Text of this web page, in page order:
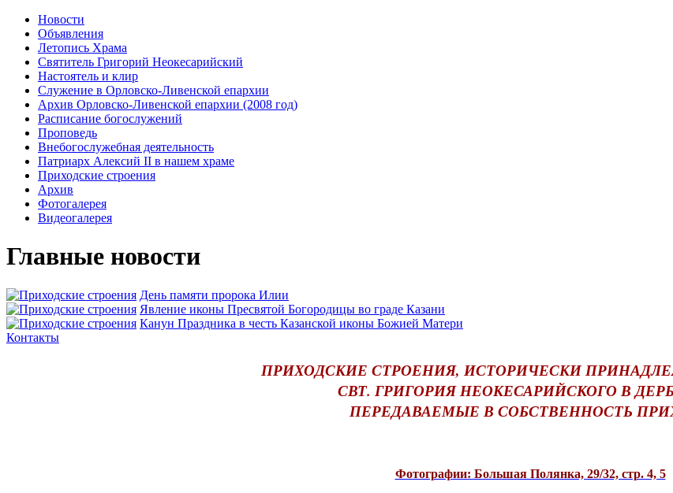
Новости
Объявления
Летопись Храма
Святитель Григорий Неокесарийский
Настоятель и клир
Служение в Орловско-Ливенской епархии
Архив Орловско-Ливенской епархии (2008 год)
Расписание богослужений
Проповедь
Внебогослужебная деятельность
Патриарх Алексий II в нашем храме
Приходские строения
Архив
Фотогалерея
Видеогалерея
Главные новости
День памяти пророка Илии
Явлeние иконы Пресвятой Богородицы во граде Казани
Канун Праздника в честь Казанской иконы Божией Матери
Контакты
ПРИХОДСКИЕ СТРОЕНИЯ, ИСТОРИЧЕСКИ
СВТ. ГРИГОРИЯ НЕОКЕСАРИЙСКОГО В
ПЕРЕДАВАЕМЫЕ В СОБСТВЕННОСТЬ
Фотографии: Большая Полянка, 29/32, стр. 4, 5